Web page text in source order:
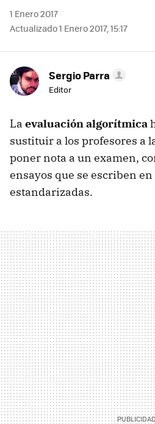
1 Enero 2017
Actualizado 1 Enero 2017, 15:17
Sergio Parra
Editor
La evaluación algorítmica
sustituir a los profesores a
poner nota a un examen,
ensayos que se escriben
estandarizadas.